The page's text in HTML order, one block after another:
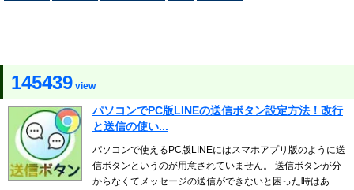
145439 view
パソコンでPC版LINEの送信ボタン設定方法！改行
と送信の使い...
パソコンで使えるPC版LINEにはスマホアプリ版のように送
信ボタンというのが用意されていません。 送信ボタンが分
からなくてメッセージの送信ができないと困った時はあ...